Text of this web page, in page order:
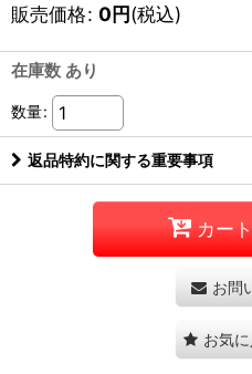
販売価格: 0円(税込)
在庫数 あり
数量:
返品特約に関する重要事項
カー
お問
お気